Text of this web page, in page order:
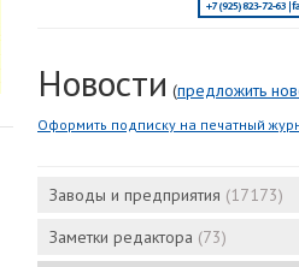
Новости (предложить
Оформить подписку на печатный
Заводы и предприятия (17173)
Заметки редактора (73)